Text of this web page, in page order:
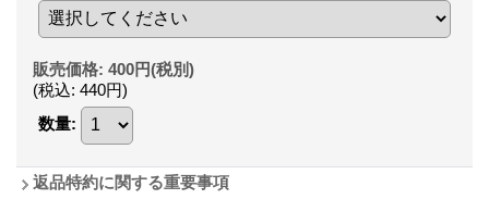
販売価格: 400円(税別)
(税込: 440円)
数量:
返品特約に関する重要事項